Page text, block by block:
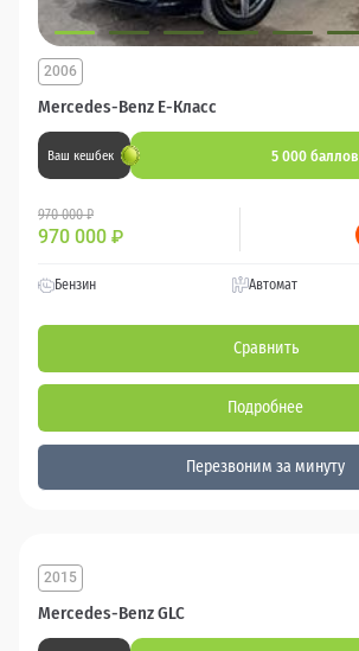
Mercedes-Benz E-Класс
2006
Ваш кешбек 5 000 баллов
970 000 ₽
970 000 ₽
Бензин Автомат
Сравнить
Подробнее
Перезвоним за минуту
Mercedes-Benz GLC
2015